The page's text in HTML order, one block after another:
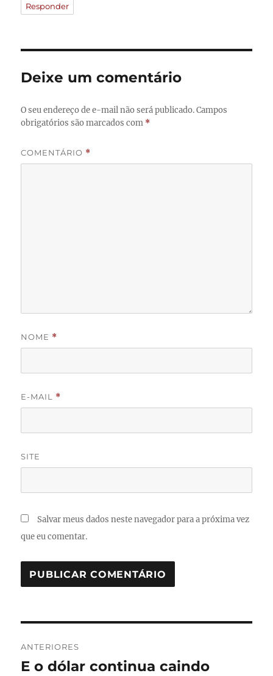
Responder
Deixe um comentário
O seu endereço de e-mail não será publicado. Campos
obrigatórios são marcados com *
COMENTÁRIO *
NOME *
E-MAIL *
SITE
Salvar meus dados neste navegador para a próxima vez
que eu comentar.
de
ANTERIORES
Post
E o dólar continua caindo